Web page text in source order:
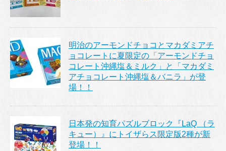
明治のアーモンドチョコとマカダミアチ
ョコレートに夏限定の「アーモンドチョ
コレート沖縄塩＆ミルク」と「マカダミ
アチョコレート沖縄塩＆バニラ」が登
場！！
日本発の知育パズルブロック『LaQ （ラ
キュー）』にトイザらス限定版2種が新
登場！！